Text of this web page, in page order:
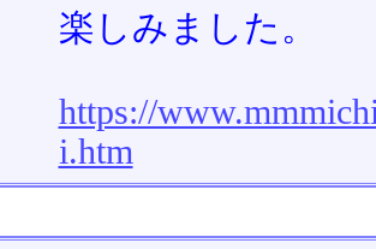
楽しみました。
https://
i.htm